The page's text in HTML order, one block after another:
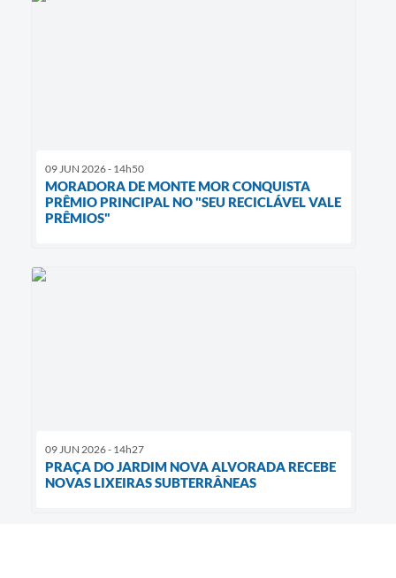
09 JUN 2026 - 14h50
MORADORA DE MONTE MOR CONQUISTA
PRÊMIO PRINCIPAL NO "SEU RECICLÁVEL VALE
PRÊMIOS"
09 JUN 2026 - 14h27
PRAÇA DO JARDIM NOVA ALVORADA RECEBE
NOVAS LIXEIRAS SUBTERRÂNEAS